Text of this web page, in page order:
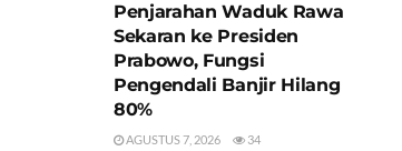
Penjarahan Waduk Rawa
Sekaran ke Presiden
Prabowo, Fungsi
Pengendali Banjir Hilang
80%
AGUSTUS 7, 2026 34